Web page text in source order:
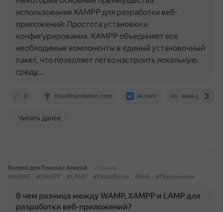
0 cloudfoundation.com vk.com
использования XAMPP для разработки веб-
приложений: Простота установки и
конфигурирования. XAMPP объединяет все
необходимые компоненты в единый установочный
пакет, что позволяет легко настроить локальную
среду…
Читать далее
Вопрос для Поиска с Алисой
23 июля
#WAMP
#XAMPP #LAMP #Разработка #Веб #Приложения
В чем разница между WAMP, XAMPP и LAMP для
разработки веб-приложений?